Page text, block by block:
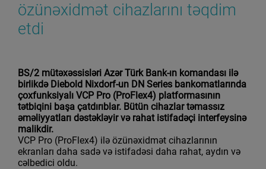
özünəxidmət cihazlarını təqdim
etdi
BS/2 mütəxəssisləri Azər Türk Bank-ın komandası ilə
birlikdə Diebold Nixdorf-un DN Series bankomatlarında
çoxfunksiyalı VCP Pro (ProFlex4) platformasının
tətbiqini başa çatdırıblar. Bütün cihazlar təmassız
əməliyyatları dəstəkləyir və rahat istifadəçi interfeysinə
malikdir.
VCP Pro (ProFlex4) ilə özünəxidmət cihazlarının
ekranları daha sadə və istifadəsi daha rahat, aydın və
cəlbedici oldu.